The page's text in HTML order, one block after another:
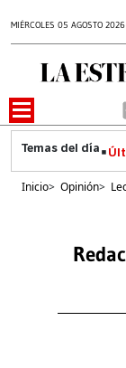
MIÉRCOLES 05 AGOSTO 2026
Inicio> Opinión>